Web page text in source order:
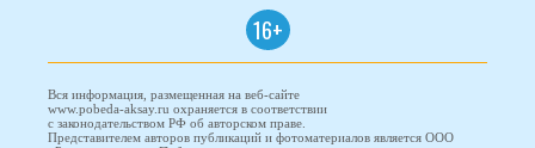
16+
Вся информация, размещенная на веб-сайте
www.pobeda-aksay.ru охраняется в соответствии
с законодательством РФ об авторском праве.
Представителем авторов публикаций и фотоматериалов является ООО